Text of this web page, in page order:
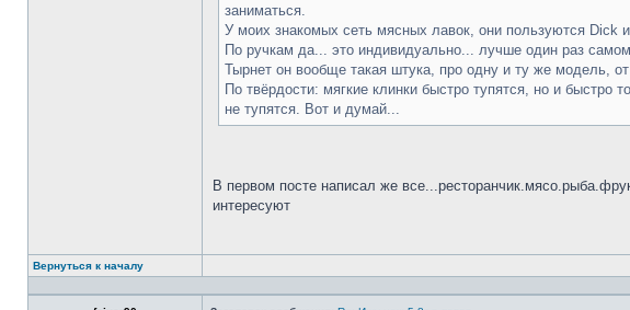
заниматься.
У моих знакомых сеть мясных лавок, они пользуются Dick
По ручкам да... это индивидуально... лучше один раз
Тырнет он вообще такая штука, про одну и ту же модель,
По твёрдости: мягкие клинки быстро тупятся, но и быстро
не тупятся. Вот и думай...
В первом посте написал же
интересуют
Вернуться к началу